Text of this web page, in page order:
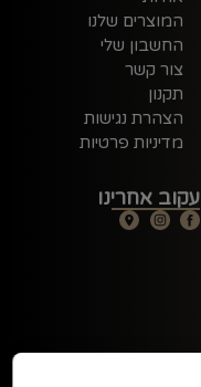
המוצרים שלנו
החשבון שלי
צור קשר
תקנון
הצהרת נגישות
מדיניות פרטיות
עקוב אחרינו